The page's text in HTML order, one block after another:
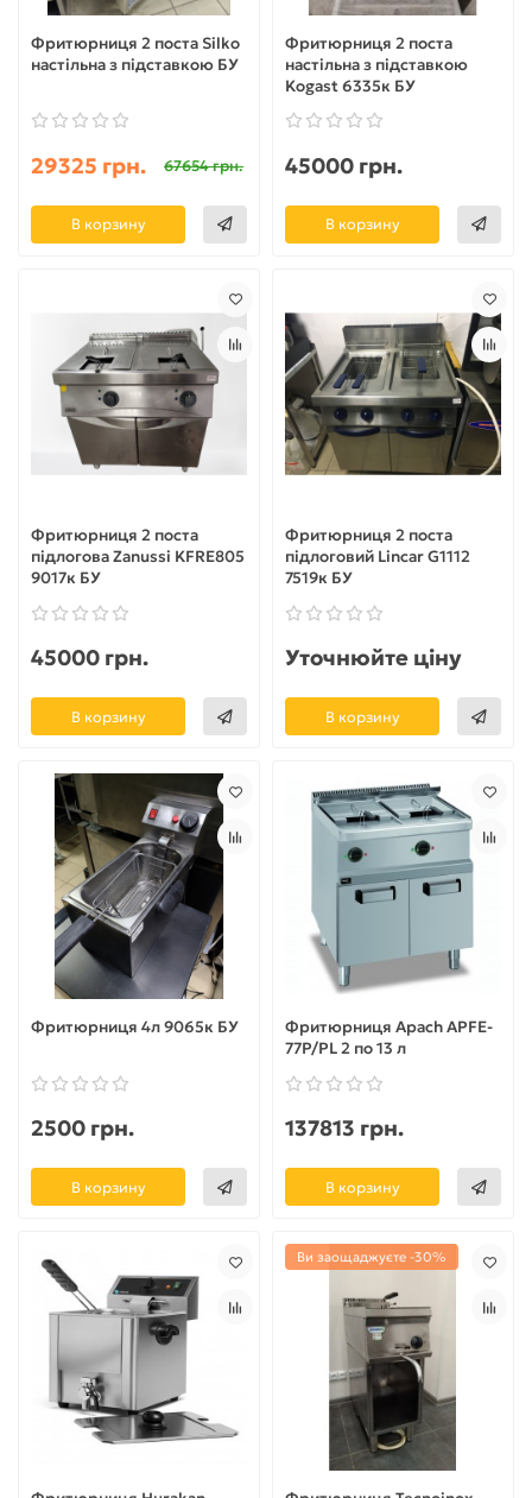
Фритюрниця 2 поста Silko
настільна з підставкою БУ
29325 грн. 67654 грн.
В корзину
Фритюрниця 2 поста
настільна з підставкою
Kogast 6335к БУ
45000 грн.
В корзину
Фритюрниця 2 поста
підлогова Zanussi KFRE805
9017к БУ
45000 грн.
В корзину
Фритюрниця 2 поста
підлоговий Lincar G1112
7519к БУ
Уточнюйте ціну
В корзину
Фритюрниця 4л 9065к БУ
2500 грн.
В корзину
Фритюрниця Apach APFE-
77P/PL 2 по 13 л
137813 грн.
В корзину
Ви заощаджуєте -30%